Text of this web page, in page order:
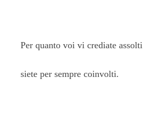
Per quanto voi vi crediate assolti
siete per sempre coinvolti.